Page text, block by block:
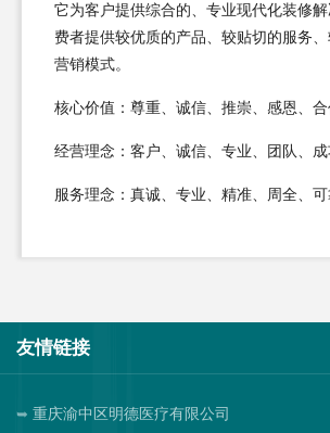
它为客户提供综合的、专业现代化装修
费者提供较优质的产品、较贴切的服务
营销模式。
核心价值：尊重、诚信、推崇、感恩、
经营理念：客户、诚信、专业、团队、成
服务理念：真诚、专业、精准、周全、
友情链接
重庆渝中区明德医疗有限公司